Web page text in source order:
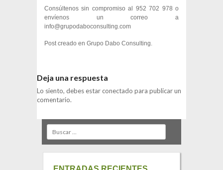
Consúltenos sin compromiso al 952 702 978 o
envíenos un correo a
info@grupodaboconsulting.com
Post creado en Grupo Dabo Consulting.
Deja una respuesta
Lo siento, debes estar conectado para publicar un
comentario.